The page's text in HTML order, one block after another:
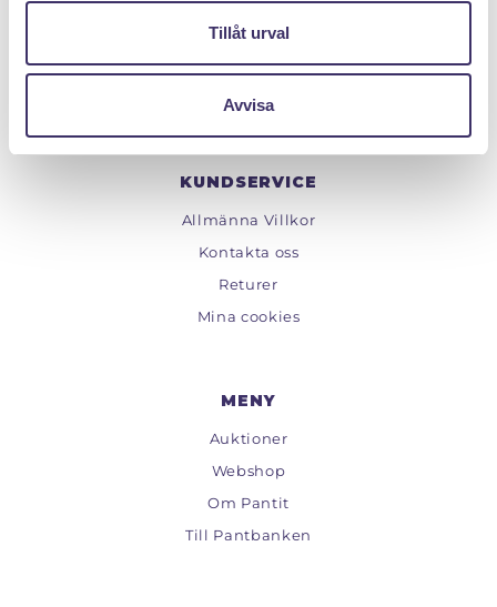
Tillåt urval
Avvisa
08 - 520 275 02
Epost :info@pantit.se
Telefontider: Mån - Fre, 09:00 - 17:00
KUNDSERVICE
Allmänna Villkor
Kontakta oss
Returer
Mina cookies
MENY
Auktioner
Webshop
Om Pantit
Till Pantbanken